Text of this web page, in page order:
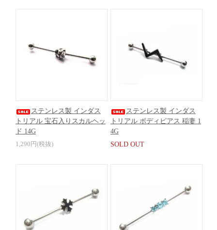
ステンレス製 インダス
トリアル 宝石入りスカルヘッ
ド 14G
1,290円(税抜)
ステンレス製 インダス
トリアル ボディピアス 稲妻 1
4G
SOLD OUT